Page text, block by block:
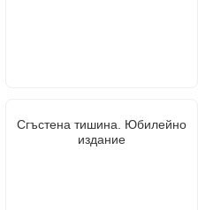
Сгъстена тишина. Юбилейно
издание